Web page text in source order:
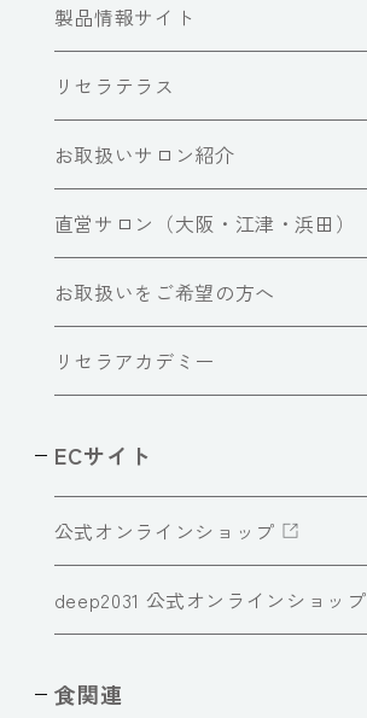
製品情報サイト
リセラテラス
お取扱いサロン紹介
直営サロン（大阪・江津・浜田）
お取扱いをご希望の方へ
リセラアカデミー
ECサイト
公式オンラインショップ
deep2031 公式オンラインショップ
食関連